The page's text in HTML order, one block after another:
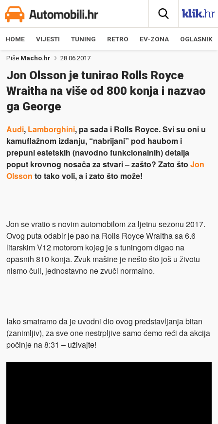
HOME VIJESTI TUNING RETRO EV-ZONA OGLASNIK
Piše Macho.hr 28.06.2017
Jon Olsson je tunirao Rolls Royce
Wraitha na više od 800 konja i nazvao
ga George
Audi, Lamborghini, pa sada i Rolls Royce. Svi su oni u
kamuflažnom izdanju, “nabrijani” pod haubom i
prepuni estetskih (navodno funkcionalnih) detalja
poput krovnog nosača za stvari – zašto? Zato što Jon
Olsson to tako voli, a i zato što može!
Jon se vratio s novim automobilom za ljetnu sezonu 2017.
Ovog puta odabir je pao na Rolls Royce Wraitha sa 6.6
litarskim V12 motorom kojeg je s tuningom digao na
opasnih 810 konja. Zvuk mašine je nešto što još u životu
nismo čuli, jednostavno ne zvuči normalno.
Iako smatramo da je uvodni dio ovog predstavljanja bitan
(zanimljiv), za sve one nestrpljive samo ćemo reći da akcija
počinje na 8:31 – uživajte!